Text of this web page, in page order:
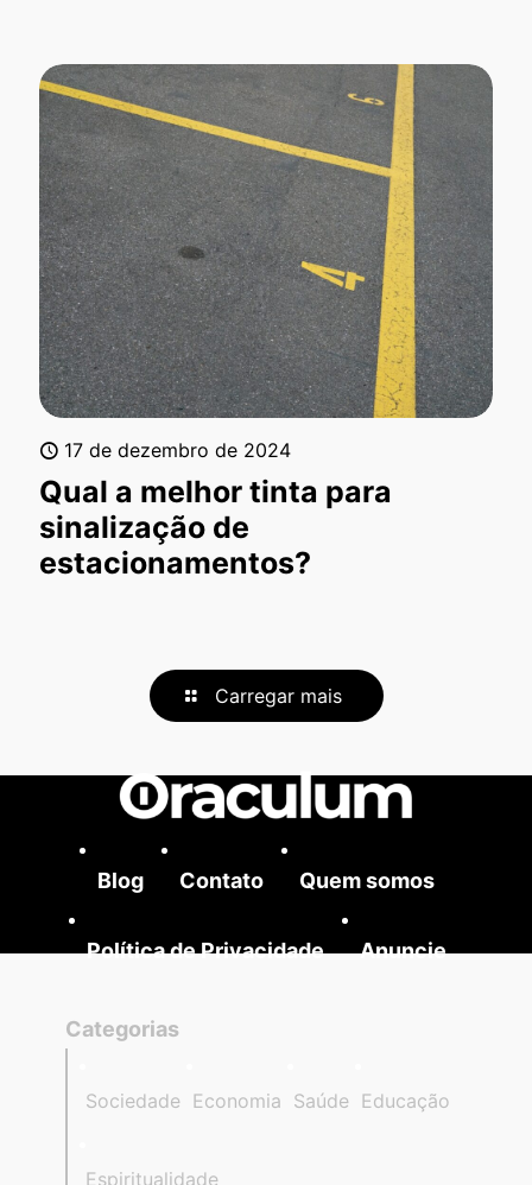
17 de dezembro de 2024
Qual a melhor tinta para
sinalização de
estacionamentos?
Carregar mais
Blog Contato Quem somos
Política de Privacidade Anuncie
Categorias
Sociedade Economia Saúde Educação
Espiritualidade